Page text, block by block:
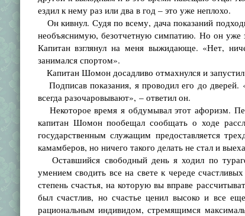
ездил к нему раз или два в год – это уже неплохо.
Он кивнул. Судя по всему, дача показаний
необъясни­мую, безотчетную симпатию. Но он уже
Капитан взглянул на ме­ня выжидающе. «Нет,
занимался спортом».
Капитан Шомон до­садливо отмахнулся и запустил
Подписав показания, я проводил его до дверей.
всегда разочаро­вывают», – ответил он.
Некоторое время я обдумывал этот афоризм.
капитан Шомон пообещал сообщать о ходе
государственным служащим предоставляется
камамберов, но ничего такого делать не стал и
Оставшийся свободный день я ходил по
умением сводить все на свете к череде
степень счастья, на которую вы вправе
был счастлив, но счастье ценил высоко и все
рациональным индивидом, стремящимся